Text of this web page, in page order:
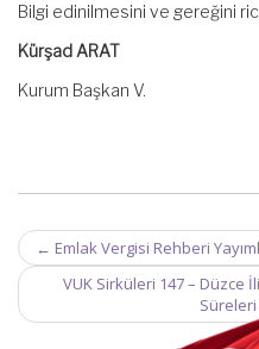
Bilgi edinilmesini ve gereğini
Kürşad ARAT
Kurum Başkan V.
Post
navigation
← Emlak Vergisi Rehberi
VUK Sirküleri 147 – Düzce
Süreleri